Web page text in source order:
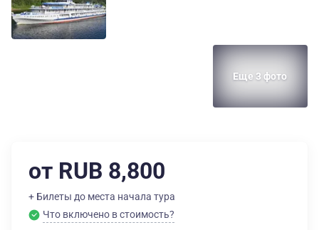
Еще 3 фото
от RUB 8,800
+ Билеты до места начала тура
Что включено в стоимость?